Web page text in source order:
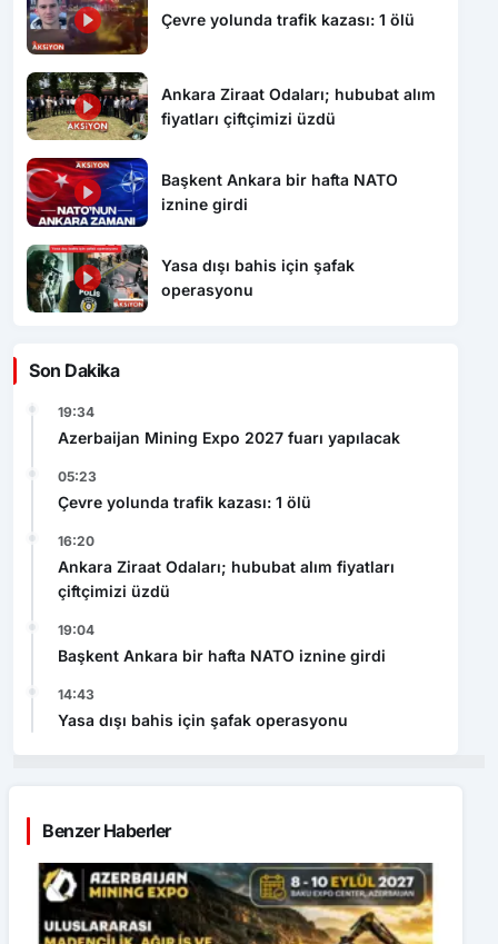
Çevre yolunda trafik kazası: 1 ölü
Ankara Ziraat Odaları; hububat alım
fiyatları çiftçimizi üzdü
Başkent Ankara bir hafta NATO
iznine girdi
Yasa dışı bahis için şafak
operasyonu
Son Dakika
19:34
Azerbaijan Mining Expo 2027 fuarı yapılacak
05:23
Çevre yolunda trafik kazası: 1 ölü
16:20
Ankara Ziraat Odaları; hububat alım fiyatları
çiftçimizi üzdü
19:04
Başkent Ankara bir hafta NATO iznine girdi
14:43
Yasa dışı bahis için şafak operasyonu
Benzer Haberler